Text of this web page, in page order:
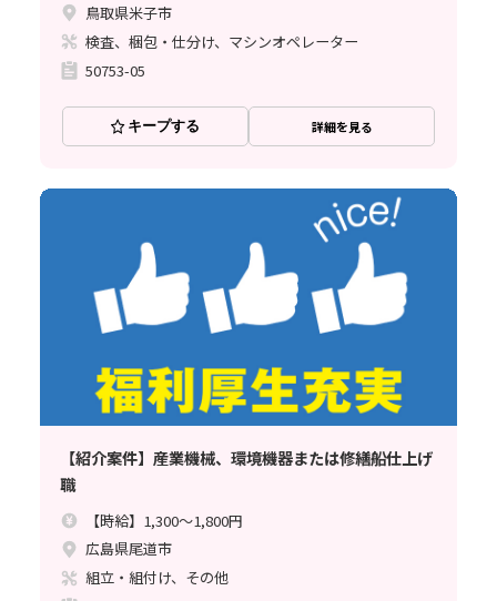
鳥取県米子市
検査、梱包・仕分け、マシンオペレーター
50753-05
キープする 詳細を見る
【紹介案件】産業機械、環境機器または修繕船仕上げ
職
【時給】1,300～1,800円
広島県尾道市
組立・組付け、その他